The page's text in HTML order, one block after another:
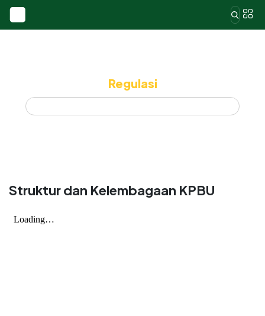
Regulasi
Struktur dan Kelembagaan KPBU